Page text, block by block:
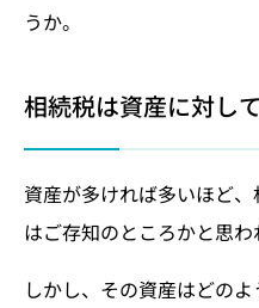
うか。
相続税は資産に対し
資産が多ければ多いほど
はご存知のところかと思わ
しかし、その資産はどの